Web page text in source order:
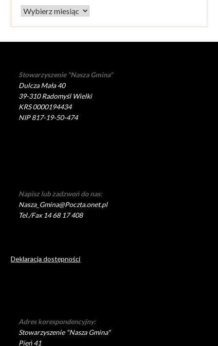
Archiwum
Stowarzyszenie "Nasza Gmina"
Dulcza Mała 40
39-310 Radomyśl Wielki
KRS 0000194434
NIP 817-19-50-474
Napisz lub zadzwoń do nas:
Nasza_Gmina@Poczta.onet.pl
Tel./Fax 14 68 17 408
Deklaracja dostępności
Adres korespondencyjny:
Stowarzyszenie "Nasza Gmina"
Pień 41